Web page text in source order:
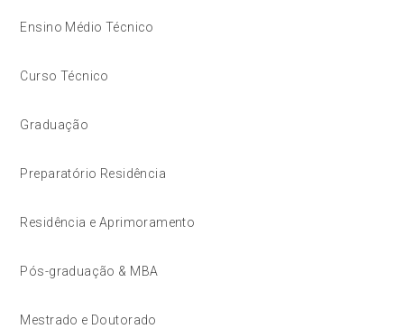
Ensino Médio Técnico
Curso Técnico
Graduação
Preparatório Residência
Residência e Aprimoramento
Pós-graduação & MBA
Mestrado e Doutorado